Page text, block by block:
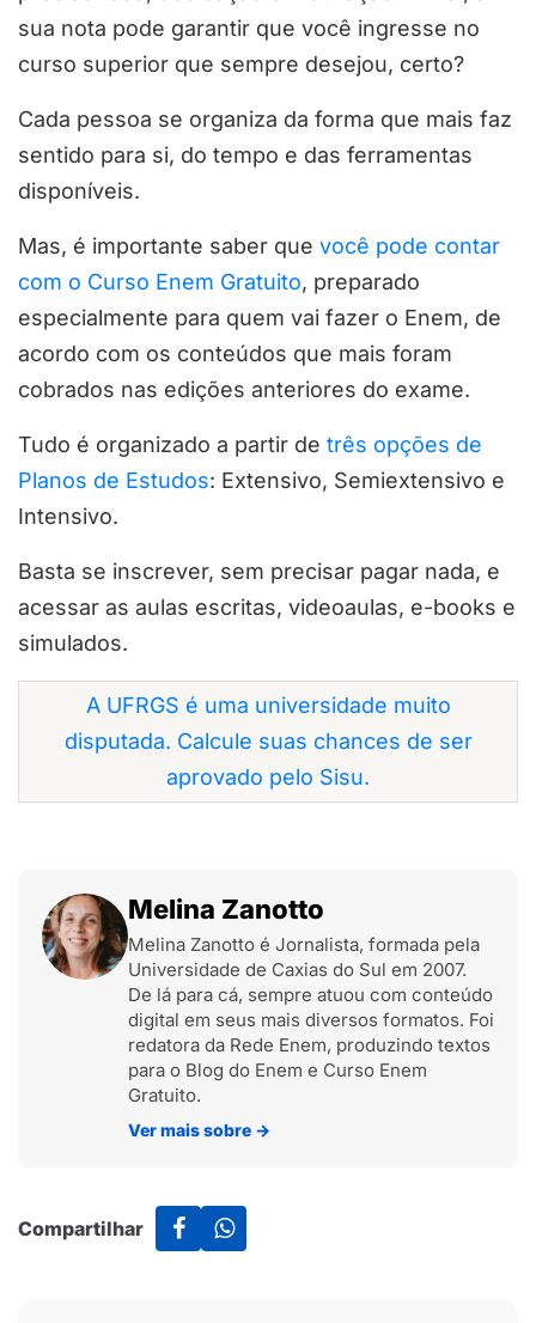
sua nota pode garantir que você ingresse no
curso superior que sempre desejou, certo?
Cada pessoa se organiza da forma que mais faz
sentido para si, do tempo e das ferramentas
disponíveis.
Mas, é importante saber que você pode contar
com o Curso Enem Gratuito, preparado
especialmente para quem vai fazer o Enem, de
acordo com os conteúdos que mais foram
cobrados nas edições anteriores do exame.
Tudo é organizado a partir de três opções de
Planos de Estudos: Extensivo, Semiextensivo e
Intensivo.
Basta se inscrever, sem precisar pagar nada, e
acessar as aulas escritas, videoaulas, e-books e
simulados.
A UFRGS é uma universidade muito
disputada. Calcule suas chances de ser
aprovado pelo Sisu.
Melina Zanotto
Melina Zanotto é Jornalista, formada pela
Universidade de Caxias do Sul em 2007.
De lá para cá, sempre atuou com conteúdo
digital em seus mais diversos formatos. Foi
redatora da Rede Enem, produzindo textos
para o Blog do Enem e Curso Enem
Gratuito.
Ver mais sobre →
Compartilhar